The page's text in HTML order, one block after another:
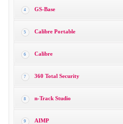
4 GS-Base
5 Calibre Portable
6 Calibre
7 360 Total Security
8 n-Track Studio
9 AIMP